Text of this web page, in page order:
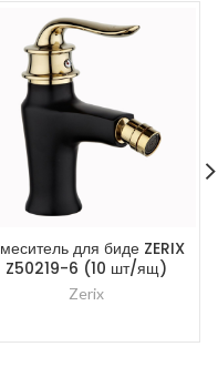
для биде ZERIX
Z50219-6 (10 шт/ящ)
Zerix